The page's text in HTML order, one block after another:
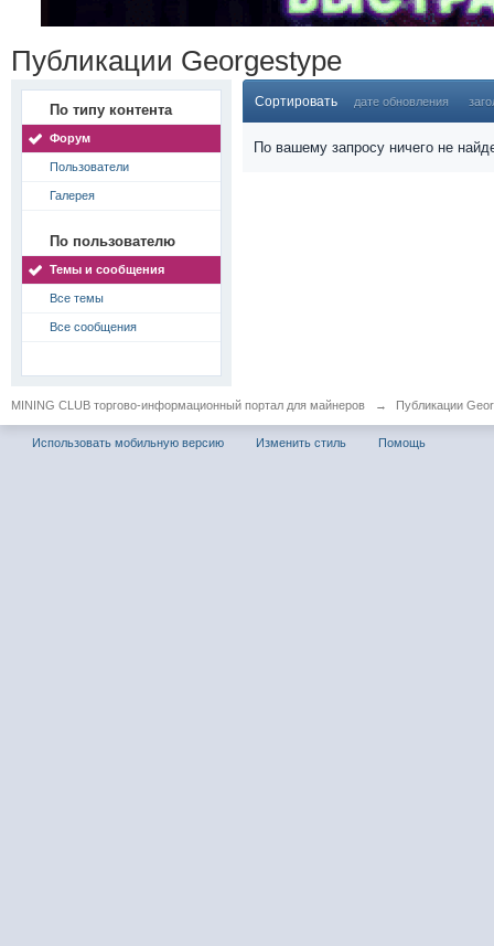
Публикации Georgestype
По типу контента
Форум
Пользователи
Галерея
По пользователю
Темы и сообщения
Все темы
Все сообщения
Сортировать дате обновления
По вашему запросу ничего не
MINING CLUB торгово-информационный портал для майнеров → Публикации
Использовать мобильную версию Изменить стиль Помощь